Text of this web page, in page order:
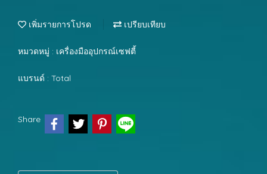
เพิ่มรายการโปรด เปรียบเทียบ
หมวดหมู่ : เครื่องมืออุปกรณ์เซฟตี้
แบรนด์ : Total
Share